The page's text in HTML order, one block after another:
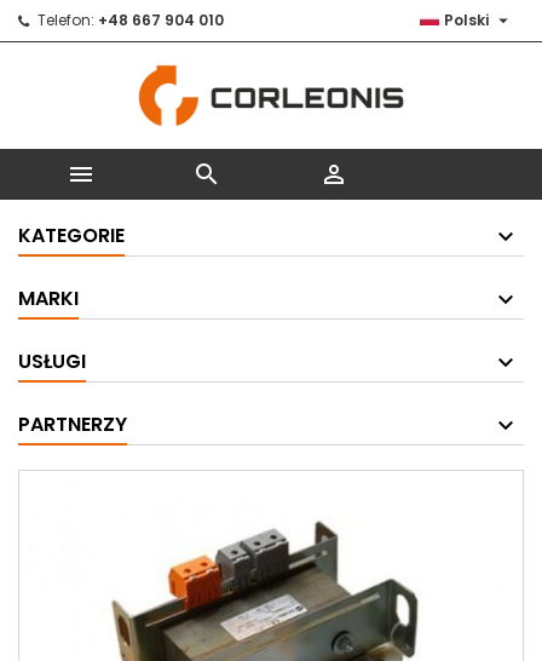
Telefon: +48 667 904 010 Polski 
  
KATEGORIE
MARKI
USŁUGI
PARTNERZY